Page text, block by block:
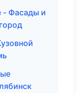
- Фасады и